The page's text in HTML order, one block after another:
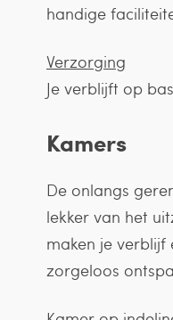
handige
Verzorging
Je verblijft op
Kamers
De onlangs
lekker van het
maken je
zorgeloos